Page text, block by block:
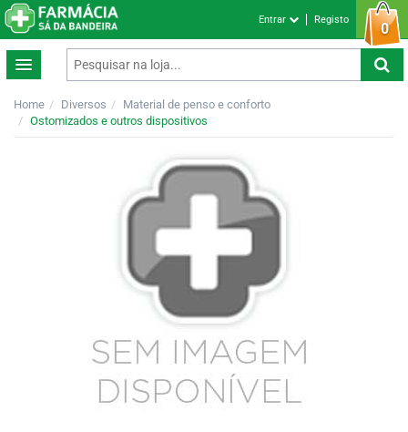
0
Entrar Registo
Home Diversos
Material de penso e conforto
Ostomizados e outros dispositivos